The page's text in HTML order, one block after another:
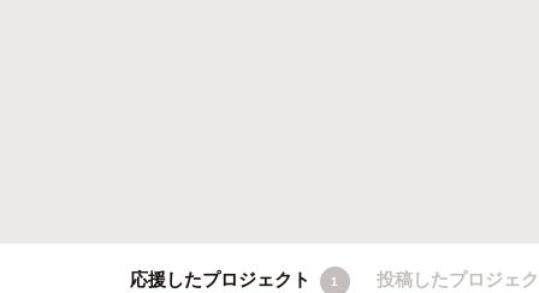
応援したプロジェクト 1 投稿したプロジェ